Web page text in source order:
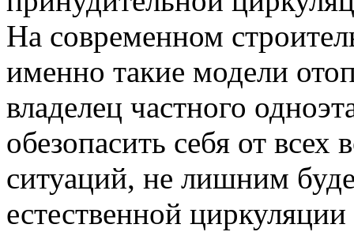
На современном
именно такие модели
владелец частного
обезопасить себя от
ситуаций, не лишним
естественной